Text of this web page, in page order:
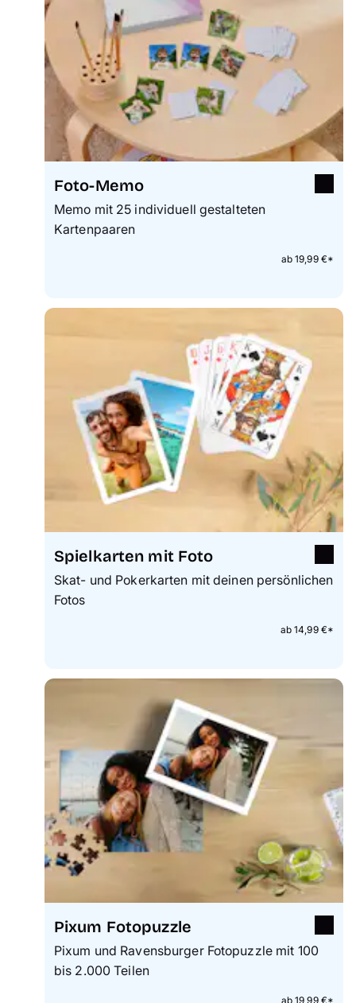
Foto-Memo
Memo mit 25 individuell gestalteten
Kartenpaaren
ab 19,99 €*
Spielkarten mit Foto
Skat- und Pokerkarten mit deinen persönlichen
Fotos
ab 14,99 €*
Pixum Fotopuzzle
Pixum und Ravensburger Fotopuzzle mit 100
bis 2.000 Teilen
ab 19,99 €*